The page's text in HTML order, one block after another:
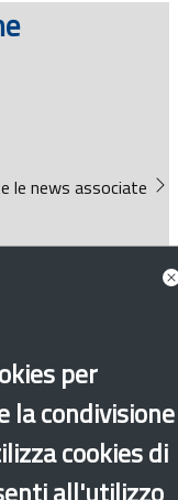
le news associate
per
la condivisione
cookies di
& Privacy
Contatti